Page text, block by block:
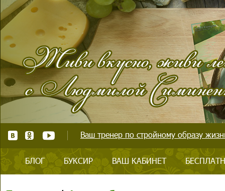
Ваш тренер по стройному образу
БЛОГ БУКСИР ВАШ КАБИНЕТ